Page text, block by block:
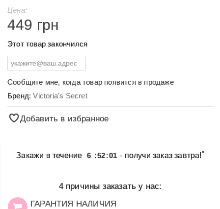
Цена:
449 грн
Этот товар закончился
Сообщите мне, когда товар появится в продаже
Бренд:Victoria's Secret
Добавить в избранное
Закажи в течение 6 :52:01 - получи заказ завтра!*
4 причины заказать у нас:
ГАРАНТИЯ НАЛИЧИЯ